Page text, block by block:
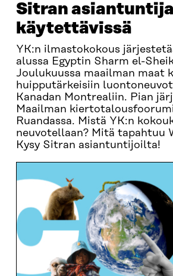
Sitran
käytettävissä
YK:n ilmastokokous
alussa Egyptin Sharm el-
Joulukuussa maailman maat
huipputärkeisiin
Kanadan Montrealiin. Pian
Maailman
Ruandassa. Mistä YK:n
neuvotellaan? Mitä tapahtuu
Kysy Sitran asiantuntijoilta!